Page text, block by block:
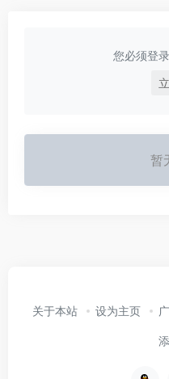
您必须登
暂
关于本站 设为主页